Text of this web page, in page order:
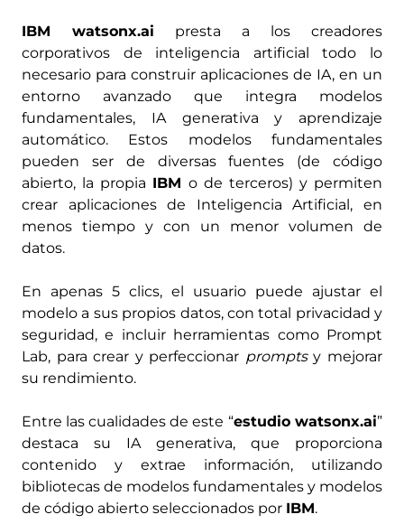
IBM watsonx.ai presta a los creadores
corporativos de inteligencia artificial todo lo
necesario para construir aplicaciones de IA, en un
entorno avanzado que integra modelos
fundamentales, IA generativa y aprendizaje
automático. Estos modelos fundamentales
pueden ser de diversas fuentes (de código
abierto, la propia IBM o de terceros) y permiten
crear aplicaciones de Inteligencia Artificial, en
menos tiempo y con un menor volumen de
datos.
En apenas 5 clics, el usuario puede ajustar el
modelo a sus propios datos, con total privacidad y
seguridad, e incluir herramientas como Prompt
Lab, para crear y perfeccionar promptsy mejorar
su rendimiento.
Entre las cualidades de este “estudio watsonx.ai”
destaca su IA generativa, que proporciona
contenido y extrae información, utilizando
bibliotecas de modelos fundamentales y modelos
de código abierto seleccionados por IBM.